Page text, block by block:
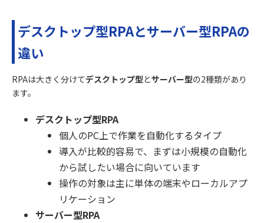
デスクトップ型RPAとサーバー型RPAの
違い
RPAは大きく分けてデスクトップ型とサーバー型の2種類があり
ます。
デスクトップ型RPA
個人のPC上で作業を自動化するタイプ
導入が比較的容易で、まずは小規模の自動化
から試したい場合に向いています
操作の対象は主に単体の端末やローカルアプ
リケーション
サーバー型RPA